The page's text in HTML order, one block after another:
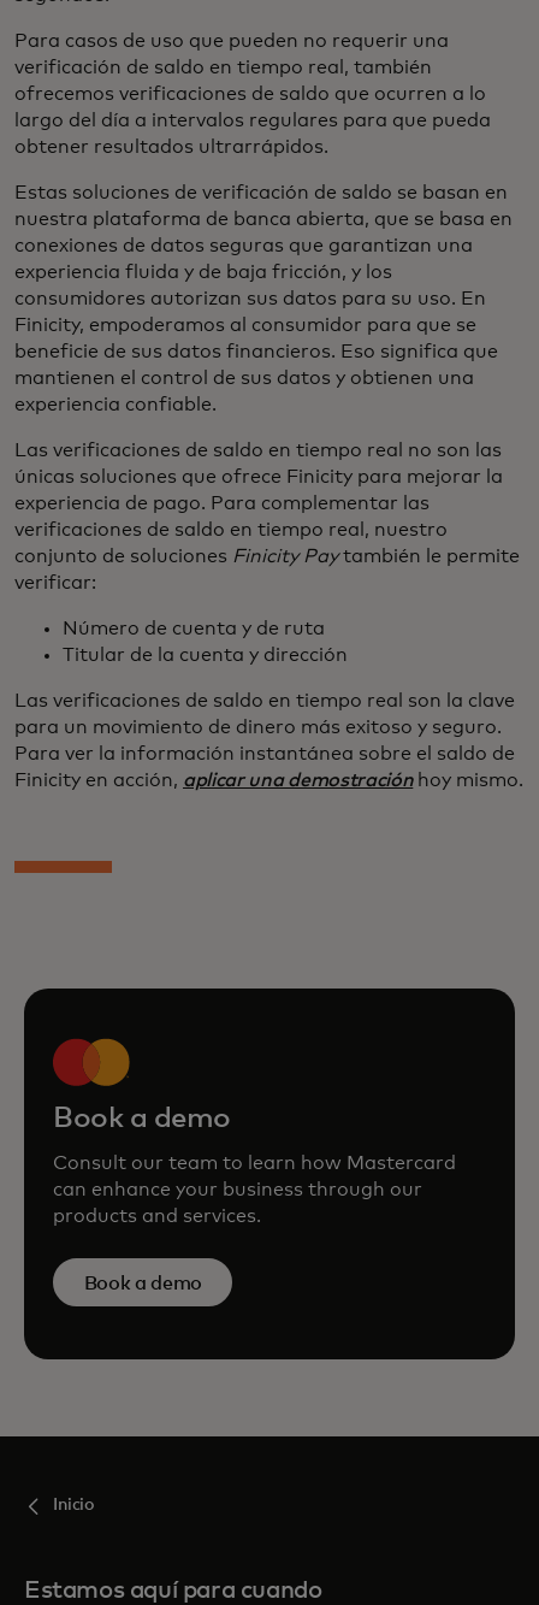
Para casos de uso que pueden no requerir una
verificación de saldo en tiempo real, también
ofrecemos verificaciones de saldo que ocurren a lo
largo del día a intervalos regulares para que pueda
obtener resultados ultrarrápidos.
Estas soluciones de verificación de saldo se basan en
nuestra plataforma de banca abierta, que se basa en
conexiones de datos seguras que garantizan una
experiencia fluida y de baja fricción, y los
consumidores autorizan sus datos para su uso. En
Finicity, empoderamos al consumidor para que se
beneficie de sus datos financieros. Eso significa que
mantienen el control de sus datos y obtienen una
experiencia confiable.
Las verificaciones de saldo en tiempo real no son las
únicas soluciones que ofrece Finicity para mejorar la
experiencia de pago. Para complementar las
verificaciones de saldo en tiempo real, nuestro
conjunto de soluciones Finicity Paytambién le permite
verificar:
Número de cuenta y de ruta
Titular de la cuenta y dirección
Las verificaciones de saldo en tiempo real son la clave
para un movimiento de dinero más exitoso y seguro.
Para ver la información instantánea sobre el saldo de
Finicity en acción, aplicar una demostraciónhoy mismo.
Book a demo
Consult our team to learn how Mastercard
can enhance your business through our
products and services.
Book a demo
Inicio
Estamos aquí para cuando